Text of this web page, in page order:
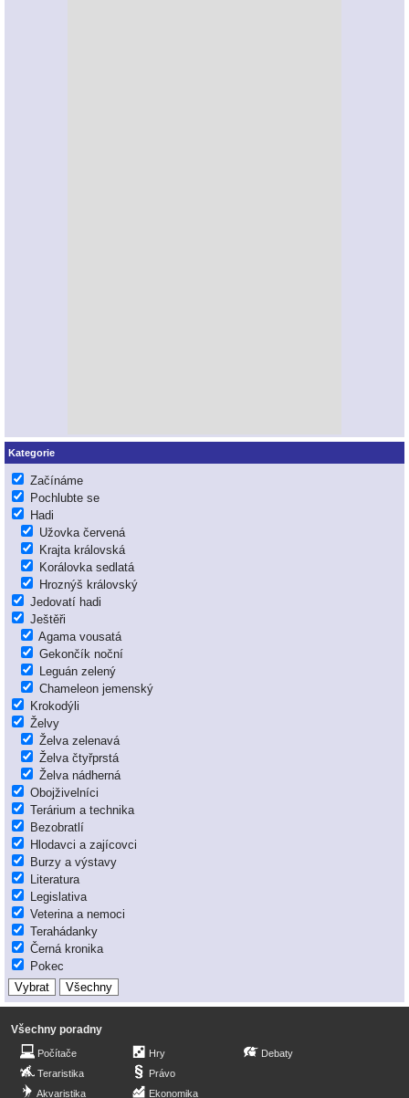
Kategorie
Začínáme
Pochlubte se
Hadi
Užovka červená
Krajta královská
Korálovka sedlatá
Hroznýš královský
Jedovatí hadi
Ještěři
Agama vousatá
Gekončík noční
Leguán zelený
Chameleon jemenský
Krokodýli
Želvy
Želva zelenavá
Želva čtyřprstá
Želva nádherná
Obojživelníci
Terárium a technika
Bezobratlí
Hlodavci a zajícovci
Burzy a výstavy
Literatura
Legislativa
Veterina a nemoci
Terahádanky
Černá kronika
Pokec
Všechny poradny
Počítače
Teraristika
Akvaristika
Hry
Právo
Ekonomika
Debaty